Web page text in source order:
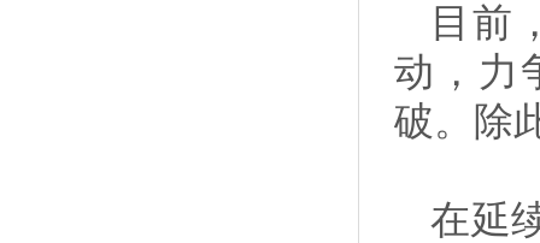
目前
动，力
破。除
在延